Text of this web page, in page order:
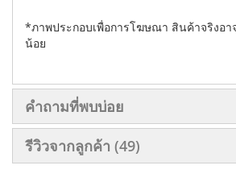
*ภาพประกอบเพื่อการโฆษณา สินค้าจริงอา
น้อย
คำถามที่พบบ่อย
รีวิวจากลูกค้า 49